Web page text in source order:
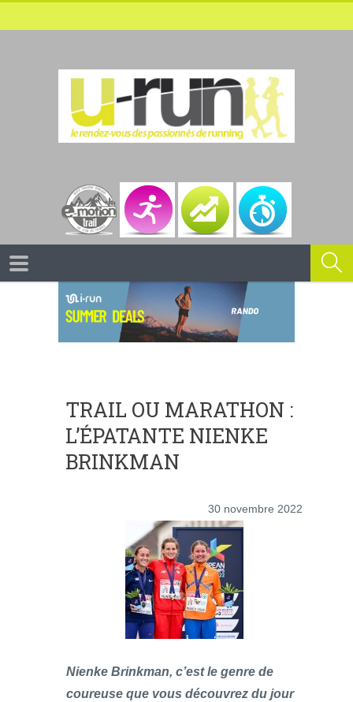
TRAIL OU MARATHON :
L’ÉPATANTE NIENKE
BRINKMAN
30 novembre 2022
Nienke Brinkman, c’est le genre de
coureuse que vous découvrez du jour